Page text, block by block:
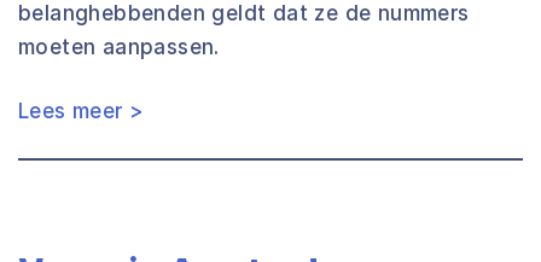
belanghebbenden geldt dat ze de nummers
moeten aanpassen.
Lees meer >